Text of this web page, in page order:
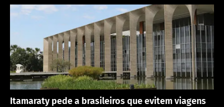
Itamaraty pede a brasileiros que evitem viagens